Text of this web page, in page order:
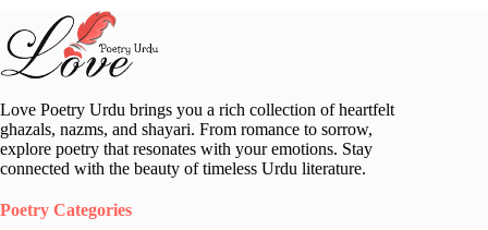
Love Poetry Urdu brings you a rich collection of heartfelt
ghazals, nazms, and shayari. From romance to sorrow,
explore poetry that resonates with your emotions. Stay
connected with the beauty of timeless Urdu literature.
Poetry Categories